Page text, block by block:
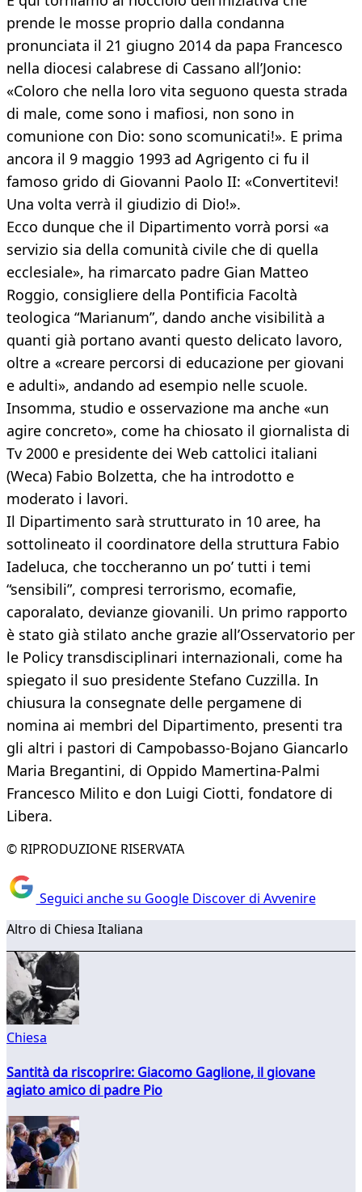
prende le mosse proprio dalla condanna
pronunciata il 21 giugno 2014 da papa Francesco
nella diocesi calabrese di Cassano all’Jonio:
«Coloro che nella loro vita seguono questa strada
di male, come sono i mafiosi, non sono in
comunione con Dio: sono scomunicati!». E prima
ancora il 9 maggio 1993 ad Agrigento ci fu il
famoso grido di Giovanni Paolo II: «Convertitevi!
Una volta verrà il giudizio di Dio!».
Ecco dunque che il Dipartimento vorrà porsi «a
servizio sia della comunità civile che di quella
ecclesiale», ha rimarcato padre Gian Matteo
Roggio, consigliere della Pontificia Facoltà
teologica “Marianum”, dando anche visibilità a
quanti già portano avanti questo delicato lavoro,
oltre a «creare percorsi di educazione per giovani
e adulti», andando ad esempio nelle scuole.
Insomma, studio e osservazione ma anche «un
agire concreto», come ha chiosato il giornalista di
Tv 2000 e presidente dei Web cattolici italiani
(Weca) Fabio Bolzetta, che ha introdotto e
moderato i lavori.
Il Dipartimento sarà strutturato in 10 aree, ha
sottolineato il coordinatore della struttura Fabio
Iadeluca, che toccheranno un po’ tutti i temi
“sensibili”, compresi terrorismo, ecomafie,
caporalato, devianze giovanili. Un primo rapporto
è stato già stilato anche grazie all’Osservatorio per
le Policy transdisciplinari internazionali, come ha
spiegato il suo presidente Stefano Cuzzilla. In
chiusura la consegnate delle pergamene di
nomina ai membri del Dipartimento, presenti tra
gli altri i pastori di Campobasso-Bojano Giancarlo
Maria Bregantini, di Oppido Mamertina-Palmi
Francesco Milito e don Luigi Ciotti, fondatore di
Libera.
© RIPRODUZIONE RISERVATA
Seguici anche su Google Discover di Avvenire
Altro di Chiesa Italiana
Chiesa
Santità da riscoprire: Giacomo Gaglione, il giovane
agiato amico di padre Pio